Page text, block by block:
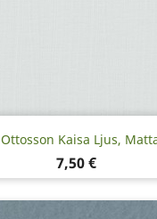
Ottosson Kaisa Ljus,
Hinta
7,50 €